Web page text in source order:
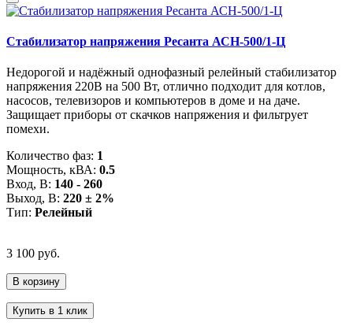
Стабилизатор напряжения Ресанта АСН-500/1-Ц
Недорогой и надёжный однофазный релейный стабилизатор
напряжения 220В на 500 Вт, отлично подходит для котлов,
насосов, телевизоров и компьютеров в доме и на даче.
Защищает приборы от скачков напряжения и фильтрует
помехи.
Количество фаз: 1
Мощность, кВА: 0.5
Вход, В: 140 - 260
Выход, В: 220 ± 2%
Тип: Релейный
3 100 руб.
В корзину
Купить в 1 клик